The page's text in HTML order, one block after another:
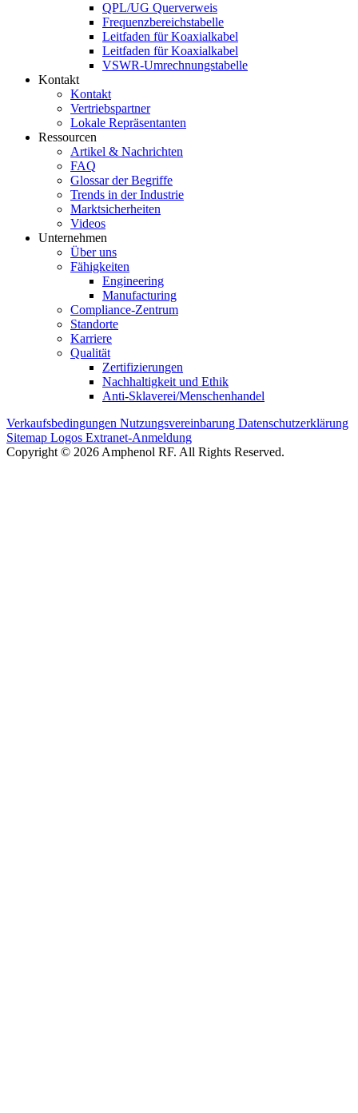
QPL/UG Querverweis
Frequenzbereichstabelle
Leitfaden für Koaxialkabel
Leitfaden für Koaxialkabel
VSWR-Umrechnungstabelle
Kontakt
Kontakt
Vertriebspartner
Lokale Repräsentanten
Ressourcen
Artikel & Nachrichten
FAQ
Glossar der Begriffe
Trends in der Industrie
Marktsicherheiten
Videos
Unternehmen
Über uns
Fähigkeiten
Engineering
Manufacturing
Compliance-Zentrum
Standorte
Karriere
Qualität
Zertifizierungen
Nachhaltigkeit und Ethik
Anti-Sklaverei/Menschenhandel
Verkaufsbedingungen Nutzungsvereinbarung Datenschutzerklärung
Sitemap Logos Extranet-Anmeldung
Copyright © 2026 Amphenol RF. All Rights Reserved.